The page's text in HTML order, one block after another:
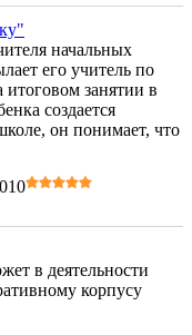
начальных
его учитель по
итоговом занятии в
создается
он понимает, что
в деятельности
корпусу